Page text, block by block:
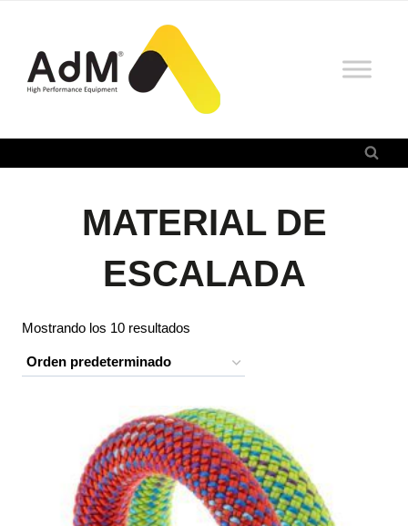
contenido
MATERIAL DE
ESCALADA
Mostrando los 10 resultados